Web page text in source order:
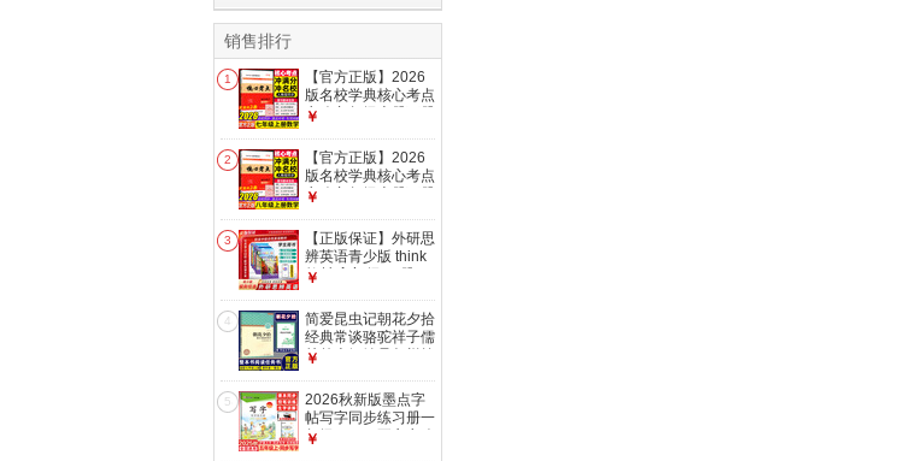
销售排行
1
【官方正版】2026
版名校学典核心考点
七八九年级上册下册
学真题汇编试题精选
模拟卷压轴题专题阶
梯训练湖北中考数学
复习资料 【2026】
七上数学(带纸质答
案)
￥
2
【官方正版】2026
版名校学典核心考点
七八九年级上册下册
学真题汇编试题精选
模拟卷压轴题专题阶
梯训练湖北中考数学
复习资料 【2026】
八上数学(带纸质答
案)
￥
3
【正版保证】外研思
辨英语青少版 think
教材 入门级AB册
版 大猫英语分级阅
读 原剑桥Think教材
中学生少儿英语培训
教材新拓展系列 外
研思辨英语-2A【学
生用书+练习册】
￥
4
简爱昆虫记朝花夕拾
经典常谈骆驼祥子儒
林外史钢铁是怎样炼
首红岩红星照耀中国
整本书阅读任务书修
订版 重庆出版社 初
中课外阅读名著配人
￥
5
2026秋新版墨点字
帖写字同步练习册一
年级二三四五六七八
￥